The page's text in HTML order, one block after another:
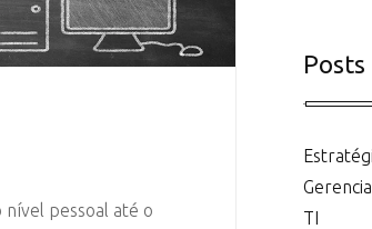
nível pessoal até o
TI